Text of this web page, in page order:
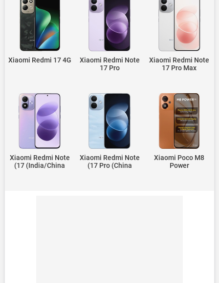
Xiaomi Redmi Note
17 Pro Max
Xiaomi Redmi Note
17 Pro
Xiaomi Redmi 17 4G
Xiaomi Poco M8
Power
Xiaomi Redmi Note
17 Pro (China)
Xiaomi Redmi Note
17 (India/China)